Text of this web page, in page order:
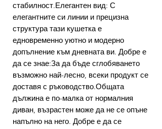
стабилност.Елегантен вид: С
елегантните си линии и прецизна
структура тази кушетка е
едновременно уютно и модерно
допълнение към дневната ви. Добре е
да се знае:За да бъде сглобяването
възможно най-лесно, всеки продукт се
доставя с ръководство.Общата
дължина е по-малка от нормалния
диван, възрастен може да не се опъне
напълно на него. Добре е да се